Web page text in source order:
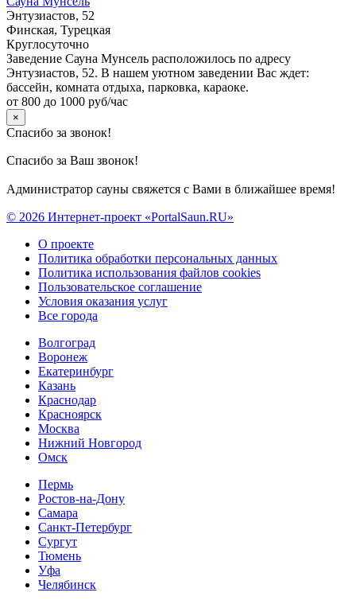
Энтузиастов, 52
Финская, Турецкая
Круглосуточно
Заведение Сауна Мунсель расположилось по адресу
Энтузиастов, 52. В нашем уютном заведении Вас ждет:
бассейн, комната отдыха, парковка, караоке.
от 800 до 1000 руб/час
×
Спасибо за звонок!
Спасибо за Ваш звонок!
Администратор сауны свяжется с Вами в ближайшее время!
© 2026 Интернет-проект «PortalSaun.RU»
О проекте
Политика обработки персональных данных
Политика использования файлов cookies
Пользовательское соглашение
Условия оказания услуг
Все города
Волгоград
Воронеж
Екатеринбург
Казань
Краснодар
Красноярск
Москва
Нижний Новгород
Омск
Пермь
Ростов-на-Дону
Самара
Санкт-Петербург
Сургут
Тюмень
Уфа
Челябинск